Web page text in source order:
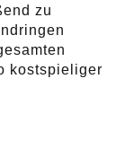
zu
kostspieliger